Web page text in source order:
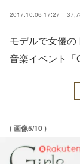
2017.10.06 17:27
モデルで女優
音楽イベント「
( 画像5/10 )